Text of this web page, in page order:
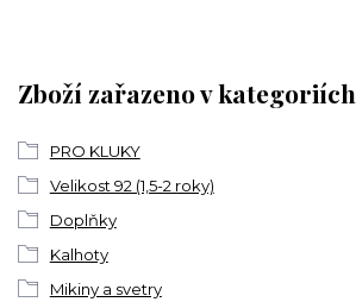
Zboží zařazeno v kategoriích
PRO KLUKY
Velikost 92 (1,5-2 roky)
Doplňky
Kalhoty
Mikiny a svetry